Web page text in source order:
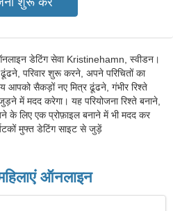
डेटिंग सेवा Kristinehamn, स्वीडन।
परिवार शुरू करने, अपने परिचितों का
आपको सैकड़ों नए मित्र ढूंढने, गंभीर रिश्ते
में मदद करेगा। यह परियोजना रिश्ते बनाने,
के लिए एक प्रोफ़ाइल बनाने में भी मदद कर
मुफ्त डेटिंग साइट से जुड़ें
ऑनलाइन